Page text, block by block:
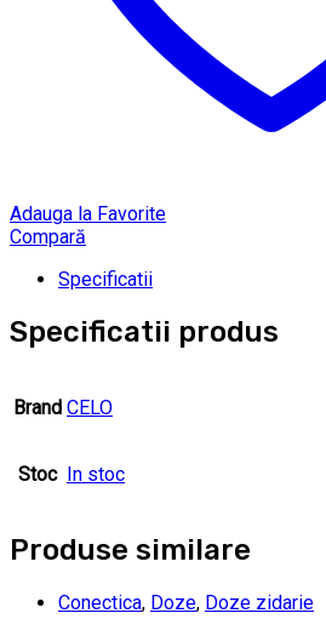
Adauga la Favorite
Compară
Specificatii
Specificatii produs
Brand CELO
Stoc In stoc
Produse similare
Conectica, Doze, Doze zidarie